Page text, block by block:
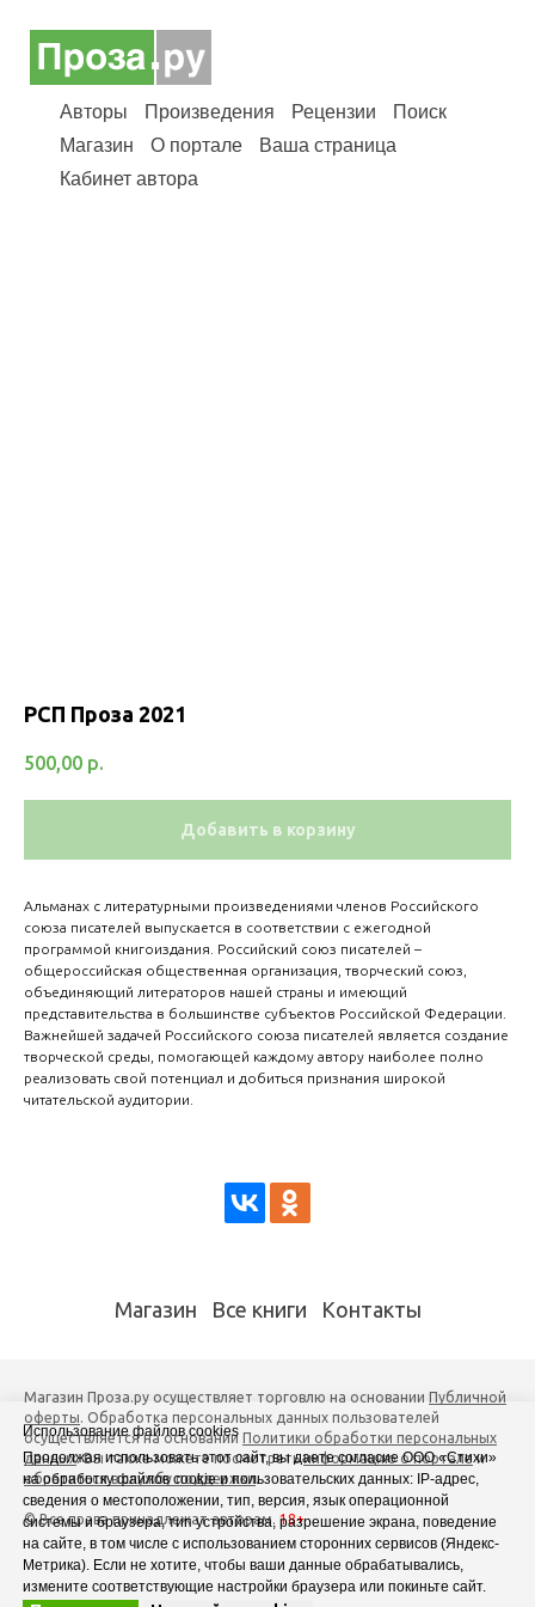
Авторы Произведения Рецензии
Поиск
Магазин
О портале
Ваша страница
Кабинет автора
РСП Проза 2021
500,00 р.
Добавить в корзину
Альманах с литературными произведениями членов Российского
союза писателей выпускается в соответствии с ежегодной
программой книгоиздания. Российский союз писателей –
общероссийская общественная организация, творческий союз,
объединяющий литераторов нашей страны и имеющий
представительства в большинстве субъектов Российской Федерации.
Важнейшей задачей Российского союза писателей является создание
творческой среды, помогающей каждому автору наиболее полно
реализовать свой потенциал и добиться признания широкой
читательской аудитории.
Использование файлов cookies
Продолжая использовать этот сайт, вы даете согласие ООО «Стихи»
на обработку файлов cookie и пользовательских данных: IP-адрес,
сведения о местоположении, тип, версия, язык операционной
системы и браузера, тип устройства, разрешение экрана, поведение
на сайте, в том числе с использованием сторонних сервисов (Яндекс-
Метрика). Если не хотите, чтобы ваши данные обрабатывались,
измените соответствующие настройки браузера или покиньте сайт.
Магазин Все книги Контакты
Магазин Проза.ру осуществляет торговлю на основании Публичной
оферты. Обработка персональных данных пользователей
осуществляется на основании Политики обработки персональных
данных. Вы также можете посмотретьинформацию о порталеи
обратиться в службу поддержки.
© Все права принадлежат авторам. 18+